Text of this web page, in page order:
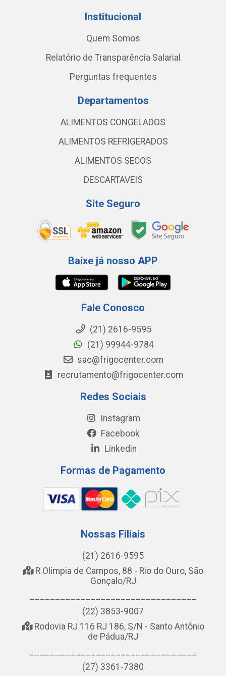
Institucional
Quem Somos
Relatório de Transparência Salarial
Perguntas frequentes
Departamentos
ALIMENTOS CONGELADOS
ALIMENTOS REFRIGERADOS
ALIMENTOS SECOS
DESCARTAVEIS
Site Seguro
Baixe já nosso APP
Fale Conosco
(21) 2616-9595
(21) 99944-9784
sac@frigocenter.com
recrutamento@frigocenter.com
Redes Sociais
Instagram
Facebook
Linkedin
Formas de Pagamento
Nossas Filiais
(21) 2616-9595
R Olímpia de Campos, 88 - Rio do Ouro, São
Gonçalo/RJ
(22) 3853-9007
Rodovia RJ 116 RJ 186, S/N - Santo Antônio
de Pádua/RJ
(27) 3361-7380